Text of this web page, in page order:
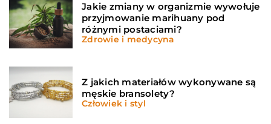
Jakie zmiany w organizmie wywołuje
przyjmowanie marihuany pod
różnymi postaciami?
Zdrowie i medycyna
Z jakich materiałów wykonywane są
męskie bransolety?
Człowiek i styl